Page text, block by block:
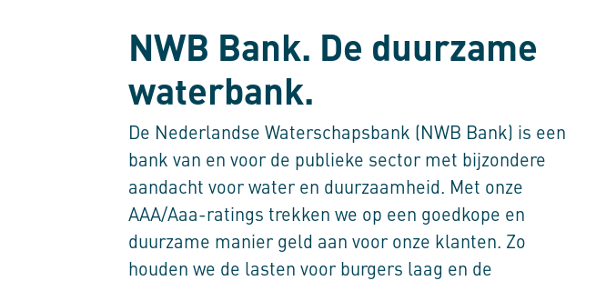
NWB Bank. De duurzame
waterbank.
De Nederlandse Waterschapsbank (NWB Bank) is een
bank van en voor de publieke sector met bijzondere
aandacht voor water en duurzaamheid. Met onze
AAA/Aaa-ratings trekken we op een goedkope en
duurzame manier geld aan voor onze klanten. Zo
houden we de lasten voor burgers laag en de